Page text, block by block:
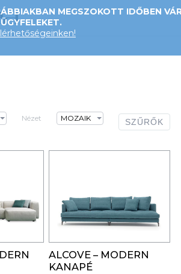
MEGSZOKOTT IDŐBEN
Nézet MOZAIK SZŰRŐK
ALCOVE – MODERN
KANAPÉ